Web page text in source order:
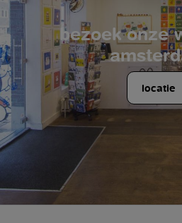
bezoek onze
locatie